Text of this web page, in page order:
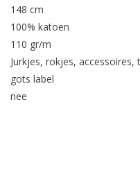
148 cm
100% katoen
110 gr/m
Jurkjes, rokjes, accessoires,
gots label
nee